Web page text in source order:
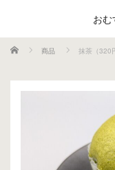
お
ホーム 商品 抹茶（320